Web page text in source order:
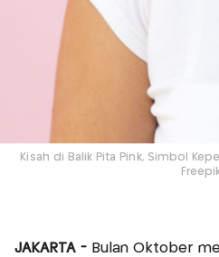
Kisah di Balik Pita Pink, Simbol
JAKARTA - Bulan Oktober